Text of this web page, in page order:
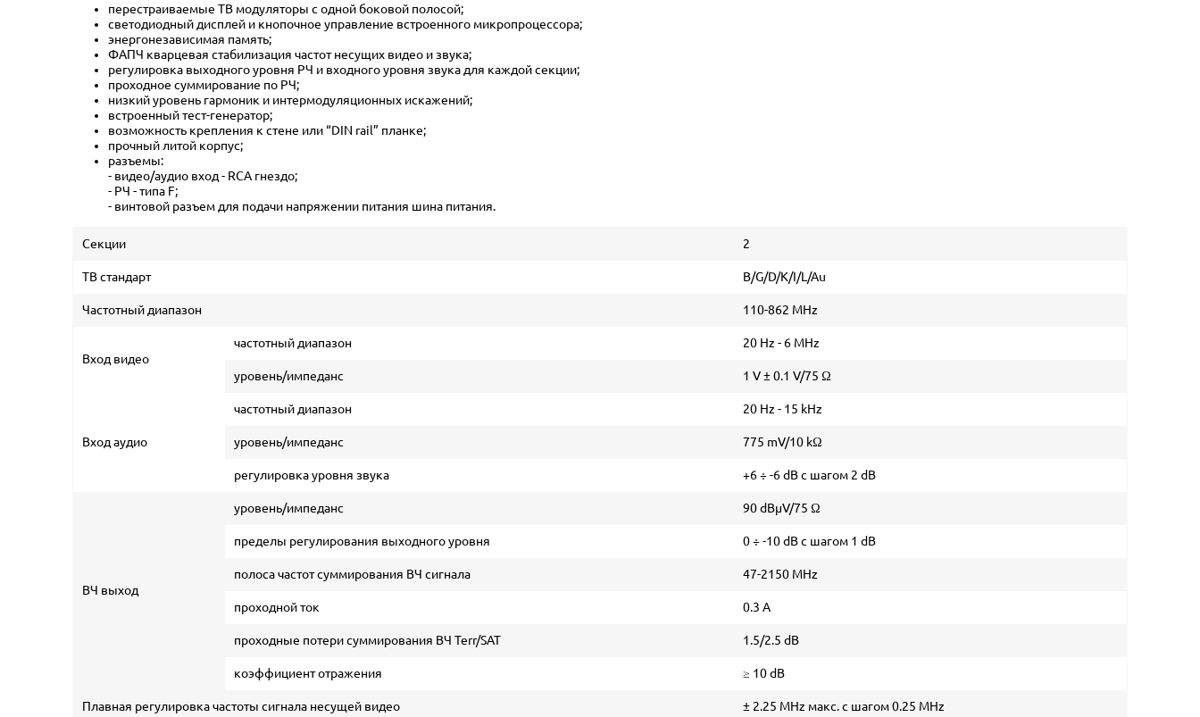
перестраиваемые ТВ модуляторы с одной боковой полосой;
светодиодный дисплей и кнопочное управление встроенного микропроцессора;
энергонезависимая память;
ФАПЧ кварцевая стабилизация частот несущих видео и звука;
регулировка выходного уровня РЧ и входного уровня звука для каждой секции;
проходное суммирование по РЧ;
низкий уровень гармоник и интермодуляционных искажений;
встроенный тест-генератор;
возможность крепления к стене или “DIN rail” планке;
прочный литой корпус;
разъемы:
- видео/аудио вход - RCA гнездо;
- РЧ - типа F;
- винтовой разъем для подачи напряжении питания шина питания.
Секции 2
ТВ стандарт B/G/D/K/I/L/Au
Частотный диапазон 110-862 MHz
Вход видео
частотный диапазон 20 Hz - 6 MHz
уровень/импеданс 1 V ± 0.1 V/75 Ω
Вход аудио
частотный диапазон 20 Hz - 15 kHz
уровень/импеданс 775 mV/10 kΩ
регулировка уровня звука +6 ÷ -6 dB с шагом 2 dB
ВЧ выход
уровень/импеданс 90 dBµV/75 Ω
пределы регулирования выходного уровня 0 ÷ -10 dB с шагом 1 dB
полоса частот суммирования ВЧ сигнала 47-2150 MHz
проходной ток 0.3 A
проходные потери суммирования ВЧ Terr/SAT 1.5/2.5 dB
коэффициент отражения ≥ 10 dB
Плавная регулировка частоты сигнала несущей видео ± 2.25 MHz макс. с шагом 0.25 MHz